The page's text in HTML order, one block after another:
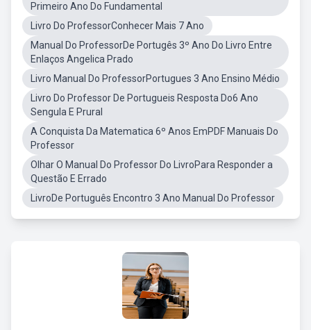
Primeiro Ano Do Fundamental
Livro Do ProfessorConhecer Mais 7 Ano
Manual Do ProfessorDe Portugês 3º Ano Do Livro Entre
Enlaços Angelica Prado
Livro Manual Do ProfessorPortugues 3 Ano Ensino Médio
Livro Do Professor De Portugueis Resposta Do6 Ano
Sengula E Prural
A Conquista Da Matematica 6º Anos EmPDF Manuais Do
Professor
Olhar O Manual Do Professor Do LivroPara Responder a
Questão E Errado
LivroDe Português Encontro 3 Ano Manual Do Professor